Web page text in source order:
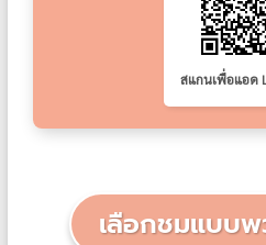
สแกนเพื่อแอด
เลือกชมแบบ